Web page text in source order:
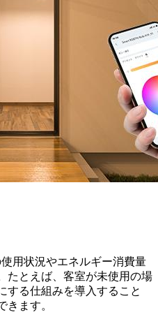
用状況やエネルギー消費量
たとえば、客室が未使用の場
する仕組みを導入すること
きます。